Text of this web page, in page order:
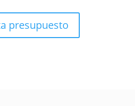
presupuesto